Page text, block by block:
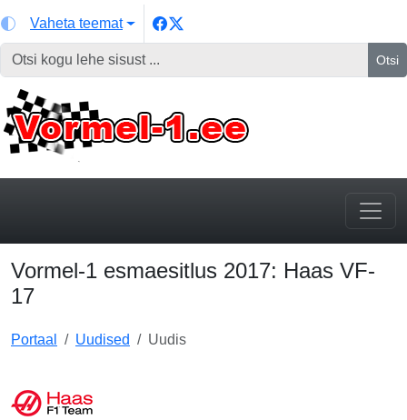
Vaheta teemat
Otsi
Vormel-1 esmaesitlus 2017: Haas VF-
17
Portaal Uudised Uudis